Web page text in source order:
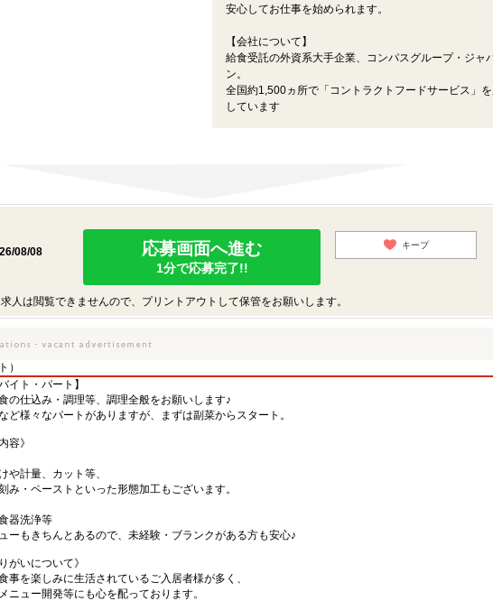
安心してお仕事を始められます。
【会社について】
給食受託の外資系大手企業、コンパスグループ・ジャ
ン。
全国約1,500ヵ所で「コントラクトフードサービス」
しています
08/08
応募画面へ進む
1分で応募完了!!
キープ
人は閲覧できませんので、プリントアウトして保管をお願いします。
）
イト・パート】
の仕込み・調理等、調理全般をお願いします♪
ど様々なパートがありますが、まずは副菜からスタート。
容》
や計量、カット等、
み・ペーストといった形態加工もございます。
器洗浄等
ーもきちんとあるので、未経験・ブランクがある方も安心♪
がいについて》
事を楽しみに生活されているご入居者様が多く、
ニュー開発等にも心を配っております。